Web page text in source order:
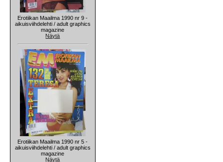
Erotiikan Maailma 1990 nr 9 -
aikuisviihdelehti / adult graphics
magazine
Näytä
Erotiikan Maailma 1990 nr 5 -
aikuisviihdelehti / adult graphics
magazine
Näytä